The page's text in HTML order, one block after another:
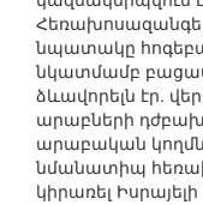
նպատակը
նկատմամբ
ձևավորելն էր.
արաբների
արաբական կողմն
նմանատիպ
կիրառել Իսրայելի